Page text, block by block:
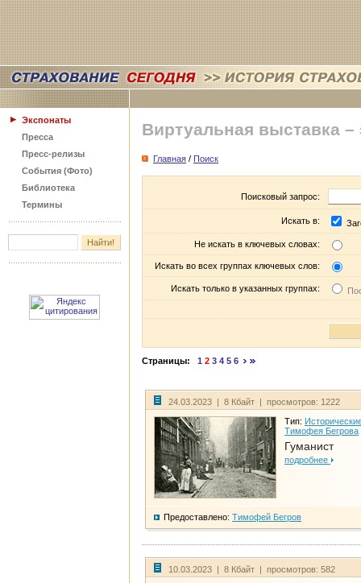
Экспонаты
Пресса
Пресс-релизы
События (Фото)
Библиотека
Термины
Виртуальная выставка –
Главная / Поиск
Поисковый запрос:
Искать в:
Не искать в ключевых словах:
Искать во всех группах ключевых слов:
Искать только в указанных группах:
Страницы: 1 2 3 4 5 6
24.03.2023 | 8 Кбайт | просмотров: 1222
Тип:
Тимофея Бегрова
Гуманист
подробнее
Предоставлено: Тимофей Бегров
10.03.2023 | 8 Кбайт | просмотров: 582